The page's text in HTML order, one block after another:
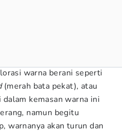
warna berani seperti
(merah bata pekat), atau
dalam kemasan warna ini
namun begitu
warnanya akan turun dan